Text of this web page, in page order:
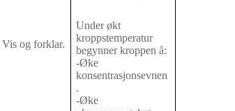
Vis og forklar.
Under økt
kroppstemperatur
begynner kroppen å:
-Øke
konsentrasjonsevnen
.
-Øke